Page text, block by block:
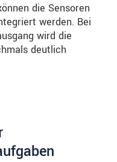
die Sensoren
werden. Bei
wird die
deutlich